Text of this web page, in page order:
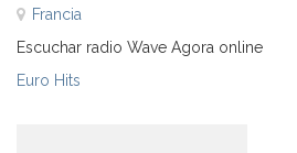
Francia
Escuchar radio Wave Agora online
Euro Hits